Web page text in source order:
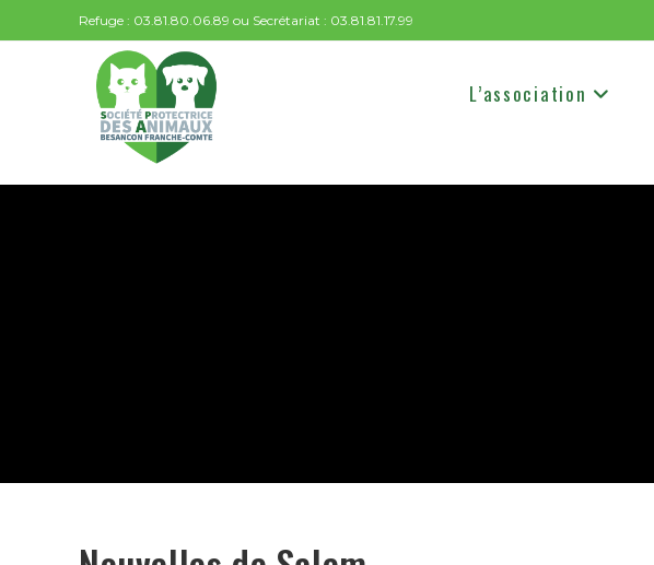
Refuge : 03.81.80.06.89 ou Secrétariat : 03.81.81.17.99
L’association